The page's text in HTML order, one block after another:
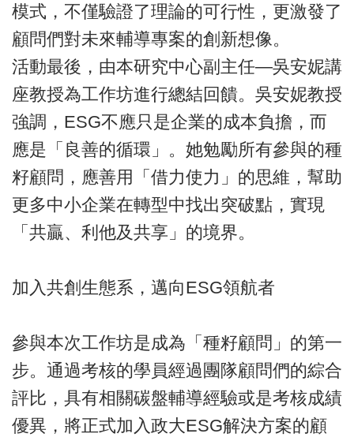
模式，不僅驗證了理論的可行性，更激發了
顧問們對未來輔導專案的創新想像。
活動最後，由本研究中心副主任—吳安妮講
座教授為工作坊進行總結回饋。吳安妮教授
強調，ESG不應只是企業的成本負擔，而
應是「良善的循環」。她勉勵所有參與的種
籽顧問，應善用「借力使力」的思維，幫助
更多中小企業在轉型中找出突破點，實現
「共贏、利他及共享」的境界。
加入共創生態系，邁向ESG領航者
參與本次工作坊是成為「種籽顧問」的第一
步。通過考核的學員經過團隊顧問們的綜合
評比，具有相關碳盤輔導經驗或是考核成績
優異，將正式加入政大ESG解決方案的顧